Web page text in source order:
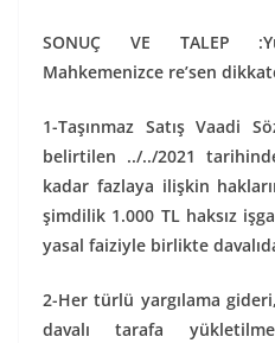
SONUÇ VE TALEP
Mahkemenizce re’sen
1-Taşınmaz Satış Vaadi
belirtilen ../../2021
kadar fazlaya ilişkin
şimdilik 1.000 TL haksız
yasal faiziyle birlikte
2-Her türlü yargılama
davalı tarafa